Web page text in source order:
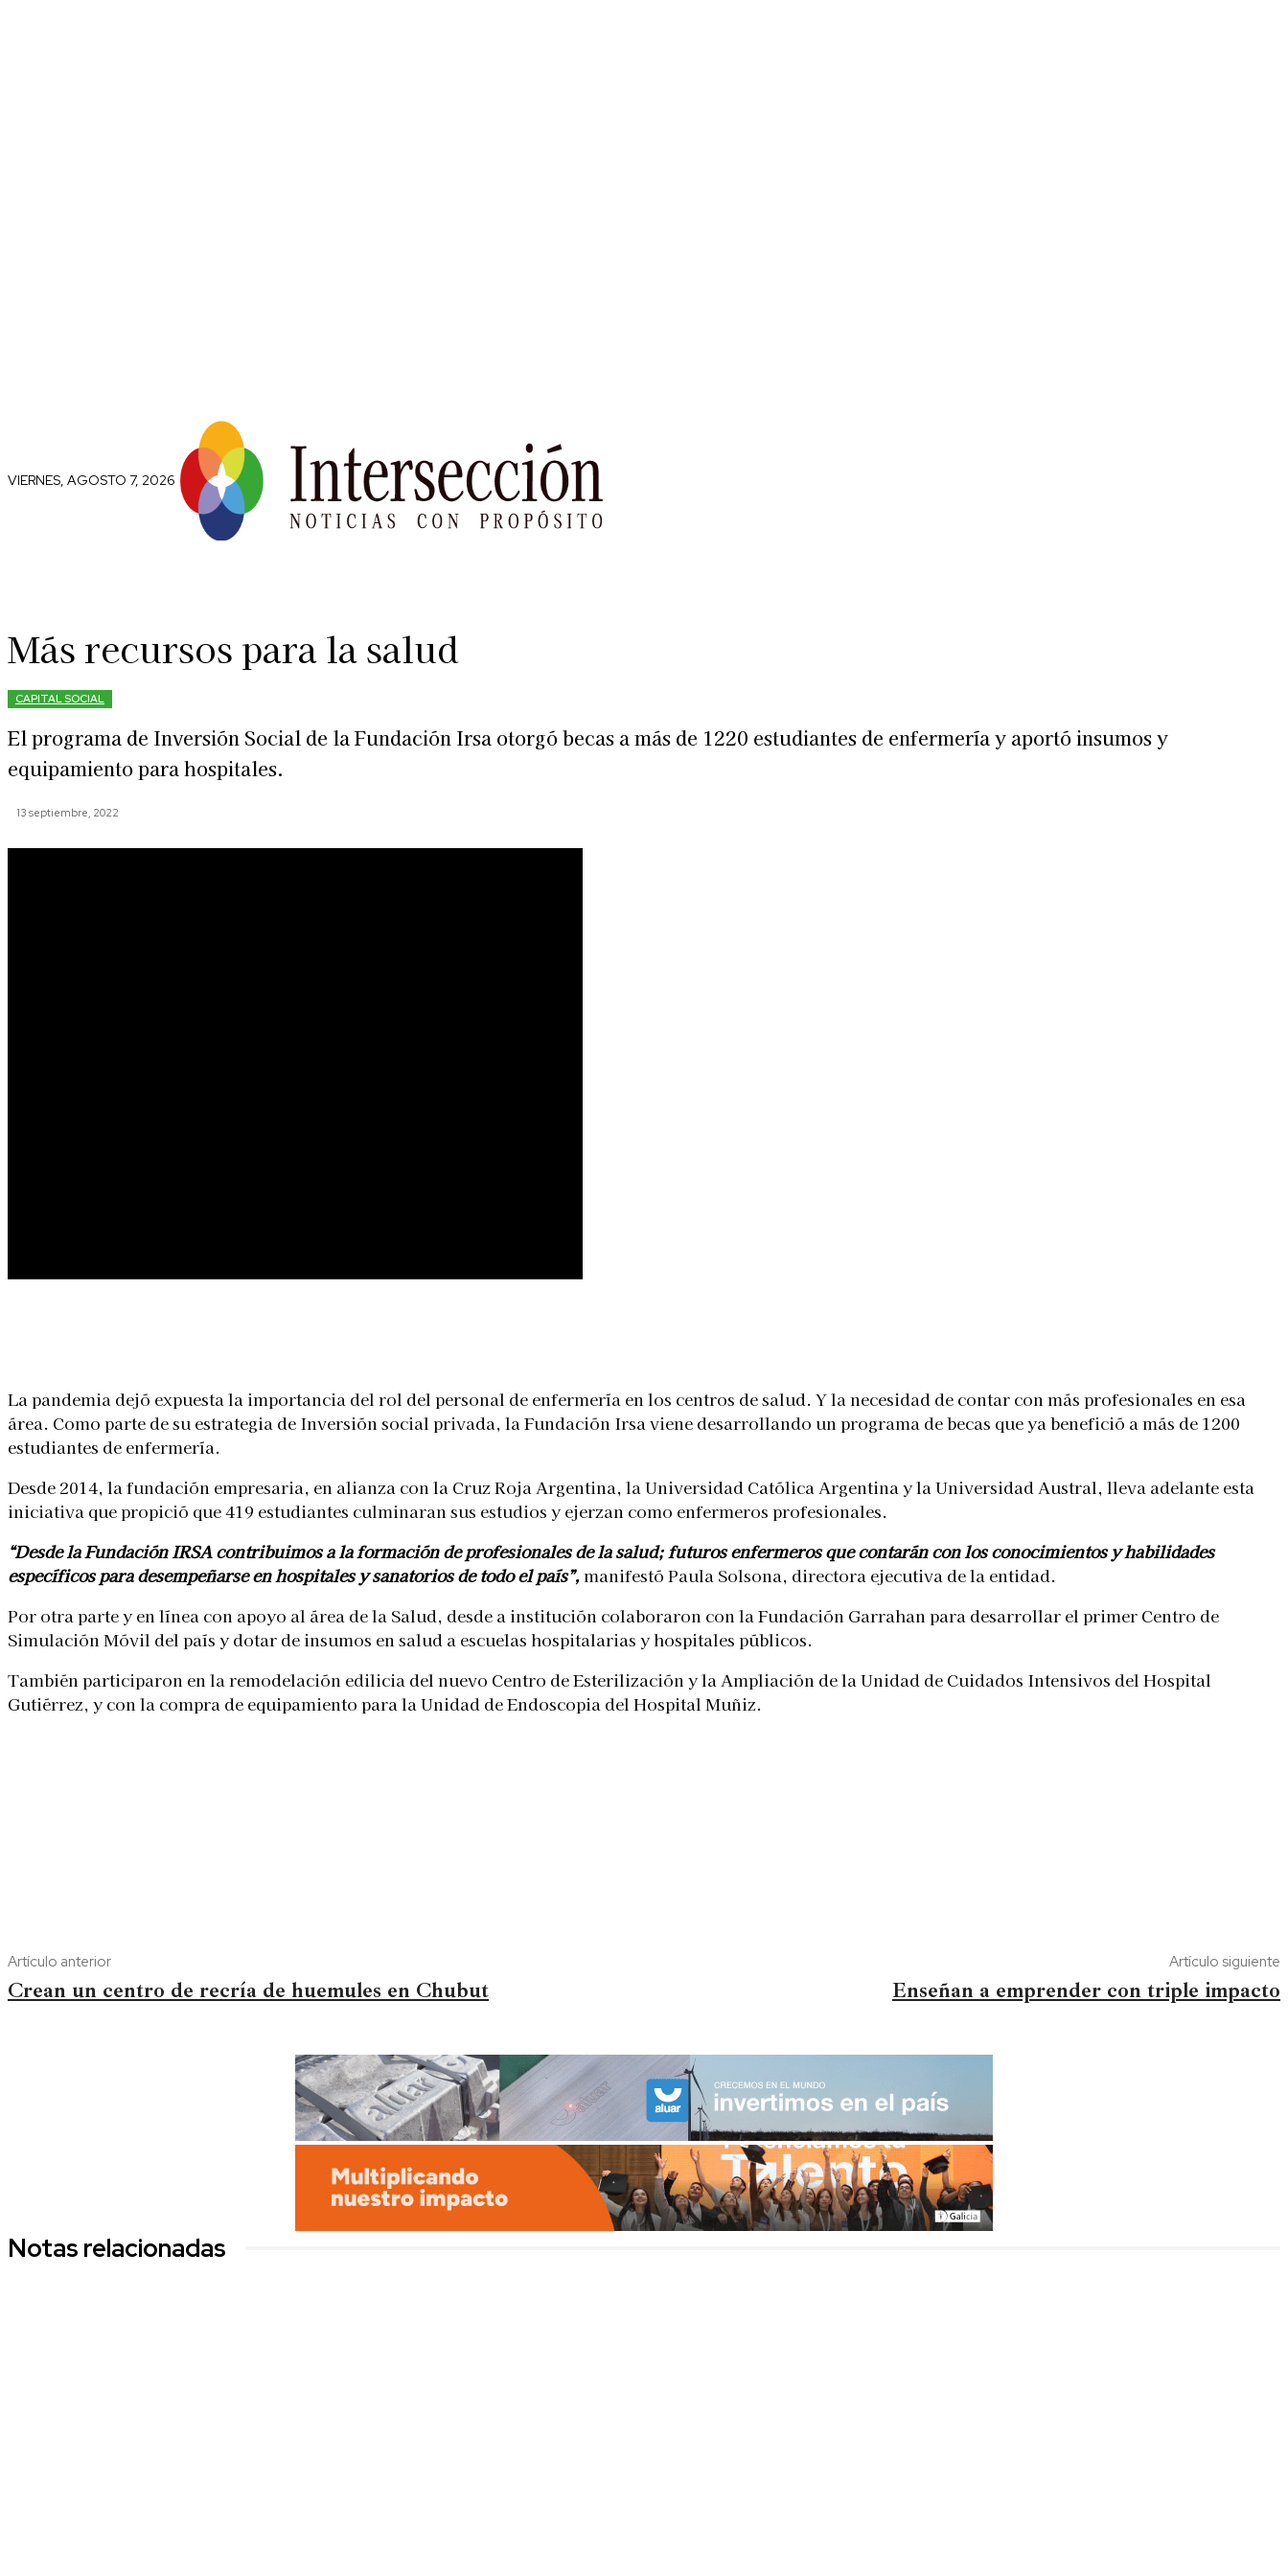
VIERNES, AGOSTO 7, 2026
Más recursos para la salud
CAPITAL SOCIAL
El programa de Inversión Social de la Fundación Irsa otorgó becas a más de 1220 estudiantes de enfermería y aportó insumos y
equipamiento para hospitales.
13 septiembre, 2022
La pandemia dejó expuesta la importancia del rol del personal de enfermería en los centros de salud. Y la necesidad de contar con más profesionales en esa
área. Como parte de su estrategia de Inversión social privada, la Fundación Irsa viene desarrollando un programa de becas que ya benefició a más de 1200
estudiantes de enfermería.
Desde 2014, la fundación empresaria, en alianza con la Cruz Roja Argentina, la Universidad Católica Argentina y la Universidad Austral, lleva adelante esta
iniciativa que propició que 419 estudiantes culminaran sus estudios y ejerzan como enfermeros profesionales.
“Desde la Fundación IRSA contribuimos a la formación de profesionales de la salud; futuros enfermeros que contarán con los conocimientos y habilidades
específicos para desempeñarse en hospitales y sanatorios de todo el país”,manifestó Paula Solsona, directora ejecutiva de la entidad.
Por otra parte y en línea con apoyo al área de la Salud, desde a institución colaboraron con la Fundación Garrahan para desarrollar el primer Centro de
Simulación Móvil del país y dotar de insumos en salud a escuelas hospitalarias y hospitales públicos.
También participaron en la remodelación edilicia del nuevo Centro de Esterilización y la Ampliación de la Unidad de Cuidados Intensivos del Hospital
Gutiérrez, y con la compra de equipamiento para la Unidad de Endoscopia del Hospital Muñiz.
Artículo anterior
Crean un centro de recría de huemules en Chubut
Artículo siguiente
Enseñan a emprender con triple impacto
Notas relacionadas